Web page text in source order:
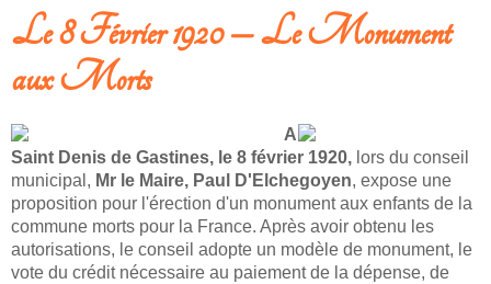
Le 8 Février 1920 – Le Monument
aux Morts
A
Saint Denis de Gastines, le 8 février 1920, lors du conseil
municipal, Mr le Maire, Paul D'Elchegoyen, expose une
proposition pour l'érection d'un monument aux enfants de la
commune morts pour la France. Après avoir obtenu les
autorisations, le conseil adopte un modèle de monument, le
vote du crédit nécessaire au paiement de la dépense, de